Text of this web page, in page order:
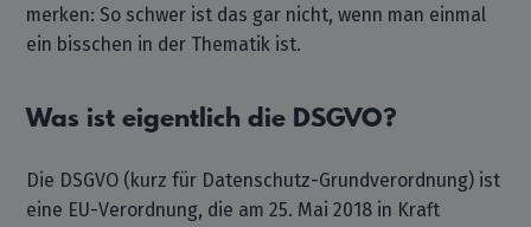
merken: So schwer ist das gar nicht, wenn man einmal
ein bisschen in der Thematik ist.
Was ist eigentlich die DSGVO?
Die DSGVO (kurz für Datenschutz-Grundverordnung) ist
eine EU-Verordnung, die am 25. Mai 2018 in Kraft